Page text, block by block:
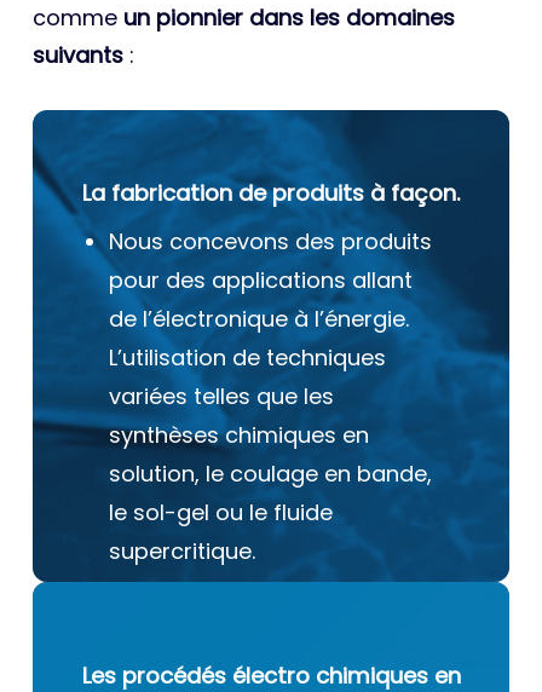
comme un pionnier dans les domaines
suivants :
La fabrication de produits à façon.
Nous concevons des produits
pour des applications allant
de l’électronique à l’énergie.
L’utilisation de techniques
variées telles que les
synthèses chimiques en
solution, le coulage en bande,
le sol-gel ou le fluide
supercritique.
Les procédés électro chimiques en